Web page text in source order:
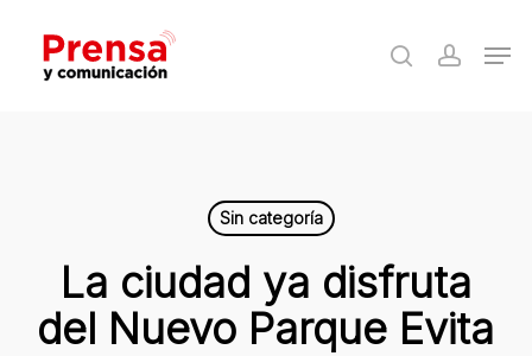
main
search
Sin categoría
La ciudad ya disfruta
del Nuevo Parque Evita